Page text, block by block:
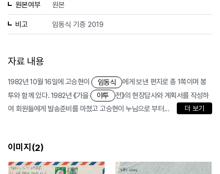
원본여부 원본
비고 임동식 기증 2019
자료 내용
1982년 10월 16일에 고승현이 임동식
에게 보낸 편지로 총 1쪽이며 봉
투와 함께 있다. 1982년 《가을
야투
전》의 현장답사와 계획서를 작성하
여 회원들에게 발송준비를 마쳤고 고승현이 누님으로 부터...
더 보기
이미지(2)